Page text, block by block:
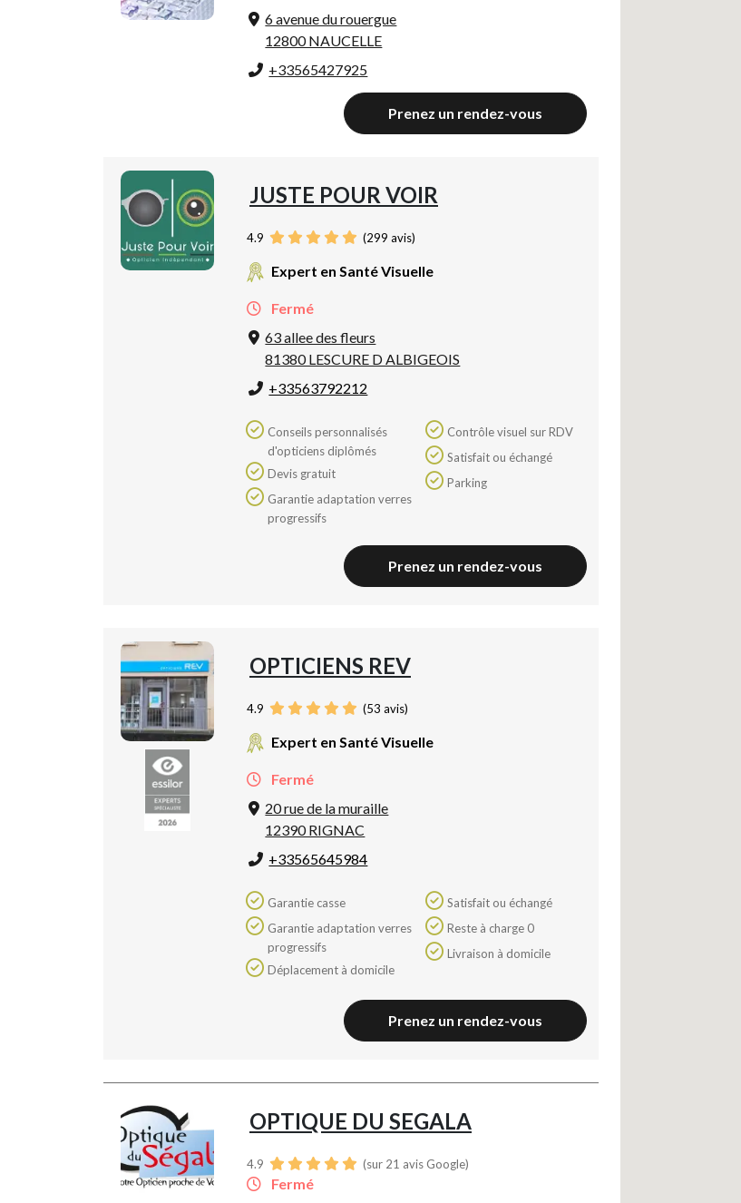
6 avenue du rouergue
12800 NAUCELLE
+33565427925
Prenez un rendez-vous
JUSTE POUR VOIR
4.9 (299 avis)
Expert en Santé Visuelle
Fermé
63 allee des fleurs
81380 LESCURE D ALBIGEOIS
+33563792212
d'opticiens diplômés
Devis gratuit
progressifs
Contrôle visuel sur RDV
Satisfait ou échangé
Parking
Prenez un rendez-vous
OPTICIENS REV
4.9 (53 avis)
Expert en Santé Visuelle
Fermé
20 rue de la muraille
12390 RIGNAC
+33565645984
Garantie casse
progressifs
Déplacement à domicile
Satisfait ou échangé
Reste à charge 0
Livraison à domicile
Prenez un rendez-vous
OPTIQUE DU SEGALA
4.9 (sur 21 avis Google)
Fermé